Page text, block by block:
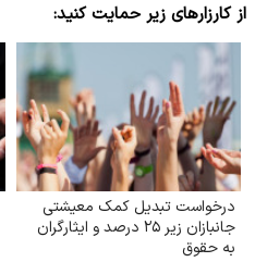
از کارزارهای زیر حمایت کنید:
درخواست تبدیل کمک معیشتی
جانبازان زیر ۲۵ درصد و ایثارگران
به حقوق